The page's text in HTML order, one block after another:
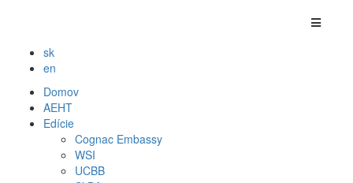
sk
en
Domov
AEHT
Edície
Cognac Embassy
WSI
UCBB